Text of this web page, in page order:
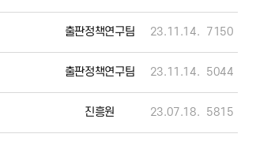
출판정책연구팀 23.11.14. 7150
출판정책연구팀 23.11.14. 5044
진흥원 23.07.18. 5815